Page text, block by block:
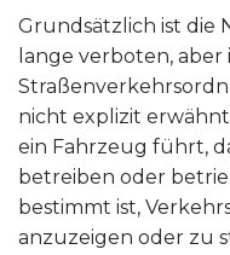
Grundsätzlich ist die
lange verboten,
nicht explizit
ein Fahrzeug führt,
betreiben oder
bestimmt ist,
anzuzeigen oder zu